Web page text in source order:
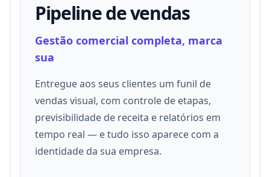
Pipeline de vendas
Gestão comercial completa, marca
sua
Entregue aos seus clientes um funil de
vendas visual, com controle de etapas,
previsibilidade de receita e relatórios em
tempo real — e tudo isso aparece com a
identidade da sua empresa.